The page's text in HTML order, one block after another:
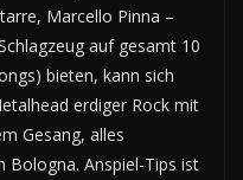
Marcello Pinna –
auf gesamt 10
bieten, kann sich
erdiger Rock mit
Gesang, alles
Bologna. Anspiel-Tips ist